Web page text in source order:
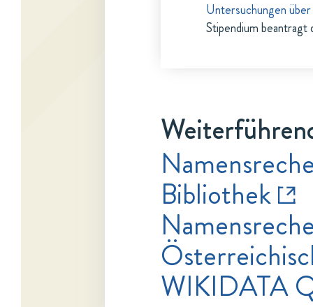
Untersuchungen
Stipendium beantragt
Bibliothek
WIKIDATA